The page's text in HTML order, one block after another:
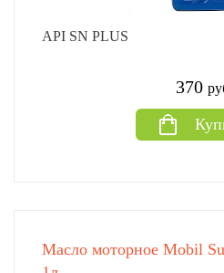
API SN PLUS
370
Масло моторное Mobil